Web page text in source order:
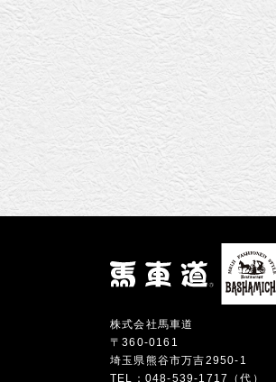
株式会社馬車道
〒360-0161
埼玉県熊谷市万吉2950-1
TEL：048-539-1717（代）